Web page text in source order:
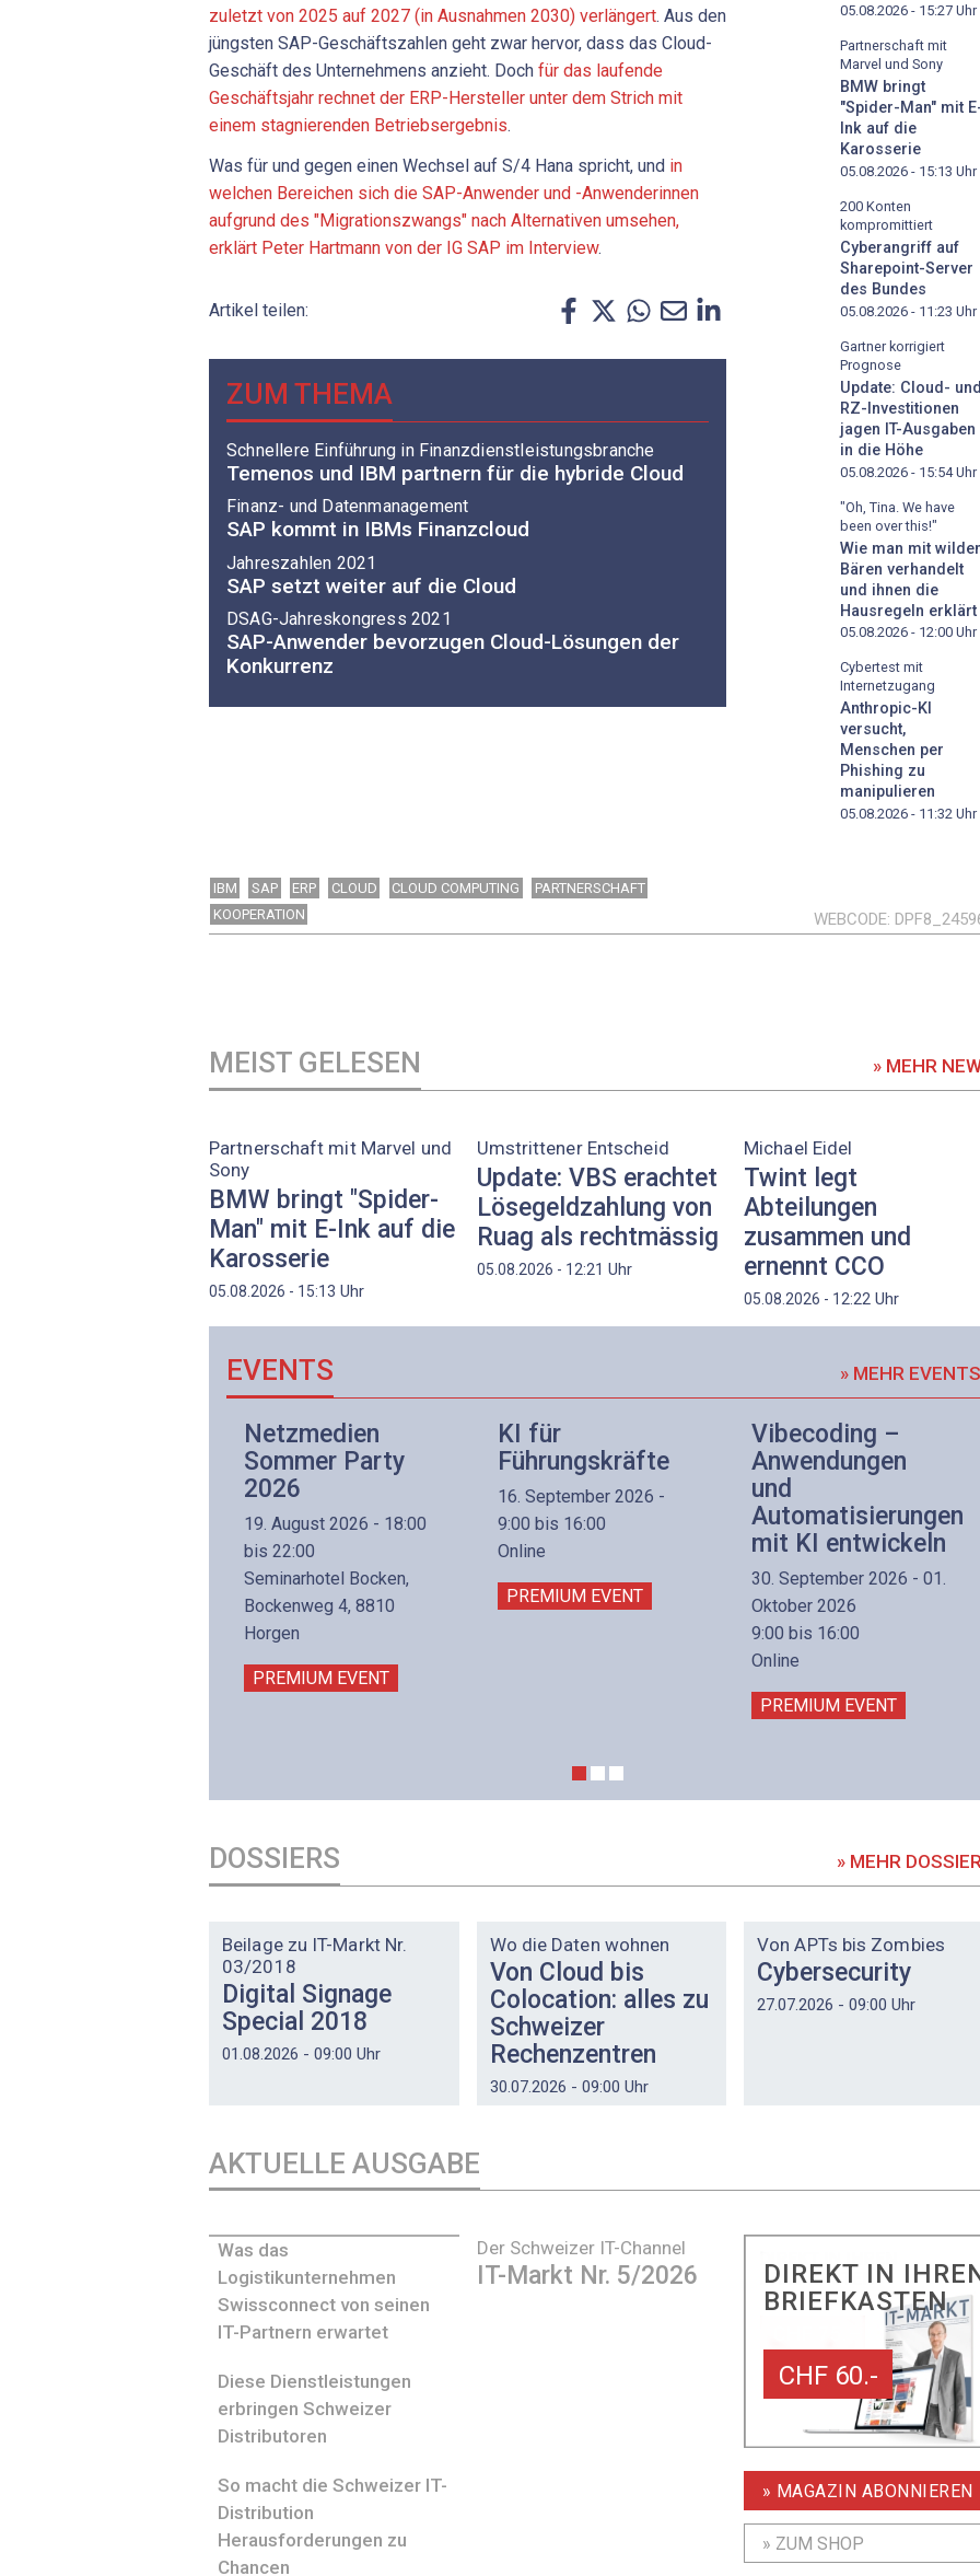
zuletzt von 2025 auf 2027 (in Ausnahmen 2030) verlängert. Aus den
jüngsten SAP-Geschäftszahlen geht zwar hervor, dass das Cloud-
Geschäft des Unternehmens anzieht. Doch für das laufende
Geschäftsjahr rechnet der ERP-Hersteller unter dem Strich mit
einem stagnierenden Betriebsergebnis.
Was für und gegen einen Wechsel auf S/4 Hana spricht, und in
welchen Bereichen sich die SAP-Anwender und -Anwenderinnen
aufgrund des "Migrationszwangs" nach Alternativen umsehen,
erklärt Peter Hartmann von der IG SAP im Interview.
Artikel teilen:
ZUM THEMA
Schnellere Einführung in Finanzdienstleistungsbranche
Temenos und IBM partnern für die hybride Cloud
Finanz- und Datenmanagement
SAP kommt in IBMs Finanzcloud
Jahreszahlen 2021
SAP setzt weiter auf die Cloud
DSAG-Jahreskongress 2021
SAP-Anwender bevorzugen Cloud-Lösungen der
Konkurrenz
05.08.2026 - 15:27 Uhr
Partnerschaft mit
Marvel und Sony
BMW bringt
"Spider-Man" mit
Ink auf die
Karosserie
05.08.2026 - 15:13 Uhr
200 Konten
kompromittiert
Cyberangriff auf
Sharepoint-Server
des Bundes
05.08.2026 - 11:23 Uhr
Gartner korrigiert
Prognose
Update: Cloud- und
RZ-Investitionen
jagen IT-Ausgaben
in die Höhe
05.08.2026 - 15:54Uhr
"Oh, Tina. We have
been over this!"
Wie man mit
Bären verhandelt
und ihnen die
Hausregeln erklärt
05.08.2026 - 12:00 Uhr
Cybertest mit
Internetzugang
Anthropic-KI
versucht,
Menschen per
Phishing zu
manipulieren
05.08.2026 - 11:32 Uhr
IBM SAP ERP CLOUD CLOUD COMPUTING
PARTNERSCHAFT
KOOPERATION
WEBCODE
MEIST GELESEN » MEHR
Partnerschaft mit Marvel und
Sony
BMW bringt "Spider-
Man" mit E-Ink auf die
Karosserie
05.08.2026 - 15:13 Uhr
Umstrittener Entscheid
Update: VBS erachtet
Lösegeldzahlung von
Ruag als rechtmässig
05.08.2026 - 12:21 Uhr
Michael Eidel
Twint legt
Abteilungen
zusammen und
ernennt CCO
05.08.2026 - 12:22 Uhr
EVENTS » MEHR EVENTS
Netzmedien
Sommer Party
2026
19. August 2026 - 18:00
bis 22:00
Seminarhotel Bocken,
Bockenweg 4, 8810
Horgen
PREMIUM EVENT
KI für
Führungskräfte
16. September 2026 -
9:00 bis 16:00
Online
PREMIUM EVENT
Vibecoding –
Anwendungen
und
Automatisierungen
mit KI entwickeln
30. September 2026 - 01.
Oktober 2026
9:00 bis 16:00
Online
PREMIUM EVENT
DOSSIERS » MEHR
Beilage zu IT-Markt Nr.
03/2018
Digital Signage
Special 2018
01.08.2026 - 09:00 Uhr
Wo die Daten wohnen
Von Cloud bis
Colocation: alles zu
Schweizer
Rechenzentren
30.07.2026 - 09:00 Uhr
Von APTs bis Zombies
Cybersecurity
27.07.2026 - 09:00 Uhr
AKTUELLE AUSGABE
Der Schweizer IT-Channel
IT-Markt Nr. 5/2026
Was das
Logistikunternehmen
Swissconnect von seinen
IT-Partnern erwartet
Diese Dienstleistungen
erbringen Schweizer
Distributoren
So macht die Schweizer IT-
Distribution
Herausforderungen zu
Chancen
DIREKT IN
BRIEFKASTEN
CHF 60.-
» MAGAZIN ABONNIEREN
» ZUM SHOP